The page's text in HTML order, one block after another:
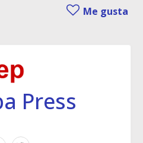
Me gusta
Press